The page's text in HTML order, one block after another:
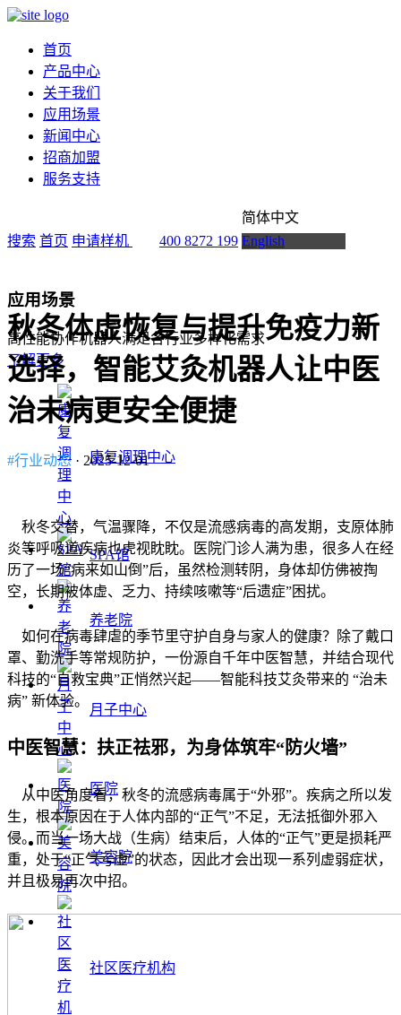
首页
产品中心
关于我们
应用场景
新闻中心
招商加盟
服务支持
搜索 首页 申请样机 400 8272 199
简体中文
English
应用场景
高性能协作机器人满足各行业多样化需求
了解更多
康复调理中心
SPA馆
养老院
月子中心
医院
美容院
社区医疗机构
秋冬体虚恢复与提升免疫力新
选择，智能艾灸机器人让中医
治未病更安全便捷
#行业动态 · 2025-12-01
秋冬交替，气温骤降，不仅是流感病毒的高发期，支原体肺
炎等呼吸道疾病也虎视眈眈。医院门诊人满为患，很多人在经
历了一场“病来如山倒”后，虽然检测转阴，身体却仿佛被掏
空，长期被体虚、乏力、持续咳嗽等“后遗症”困扰。
如何在病毒肆虐的季节里守护自身与家人的健康？除了戴口
罩、勤洗手等常规防护，一份源自千年中医智慧，并结合现代
科技的“自救宝典”正悄然兴起——智能科技艾灸带来的 “治未
病” 新体验。
中医智慧：扶正祛邪，为身体筑牢“防火墙”
从中医角度看，秋冬的流感病毒属于“外邪”。疾病之所以发
生，根本原因在于人体内部的“正气”不足，无法抵御外邪入
侵。而当一场大战（生病）结束后，人体的“正气”更是损耗严
重，处于“正气亏虚”的状态，因此才会出现一系列虚弱症状，
并且极易再次中招。